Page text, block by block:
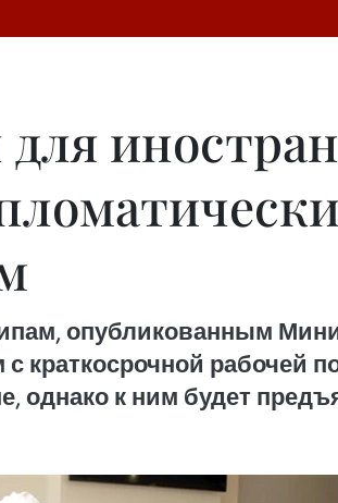
опубликованным
рабочей
однако к ним будет